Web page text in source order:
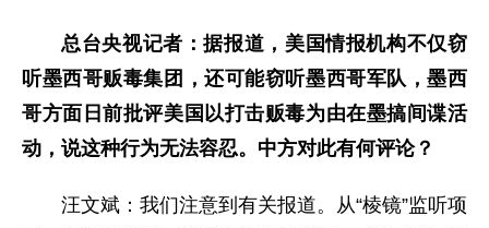
总台央视记者：据报道，美国情报机构不仅窃
听墨西哥贩毒集团，还可能窃听墨西哥军队，墨西
哥方面日前批评美国以打击贩毒为由在墨搞间谍活
动，说这种行为无法容忍。中方对此有何评论？
汪文斌：我们注意到有关报道。从“棱镜”监听项